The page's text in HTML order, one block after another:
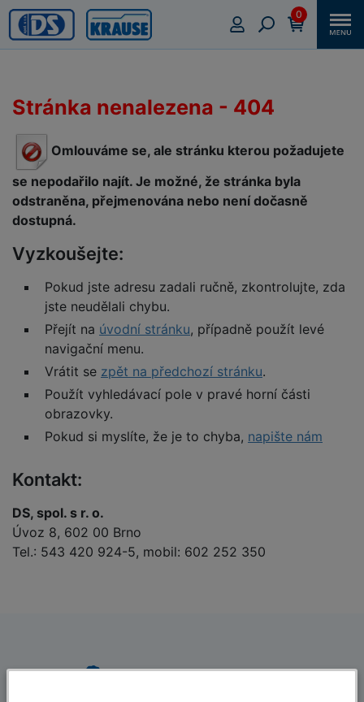
0
Stránka nenalezena - 404
Omlouváme se, ale stránku kterou požadujete
se nepodařilo najít. Je možné, že stránka byla
odstraněna, přejmenována nebo není dočasně
dostupná.
Vyzkoušejte:
Pokud jste adresu zadali ručně, zkontrolujte, zda
jste neudělali chybu.
Přejít na úvodní stránku, případně použít levé
navigační menu.
Vrátit se zpět na předchozí stránku.
Použít vyhledávací pole v pravé horní části
obrazovky.
Pokud si myslíte, že je to chyba, napište nám
Kontakt:
DS, spol. s r. o.
Úvoz 8, 602 00 Brno
Tel.: 543 420 924-5, mobil: 602 252 350